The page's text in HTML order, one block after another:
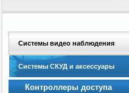
Системы видео наблюдения
Системы СКУД и аксессуары
Контроллеры доступа